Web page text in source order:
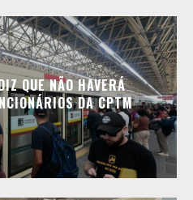
QUE NÃO HAVERÁ
DA CPTM